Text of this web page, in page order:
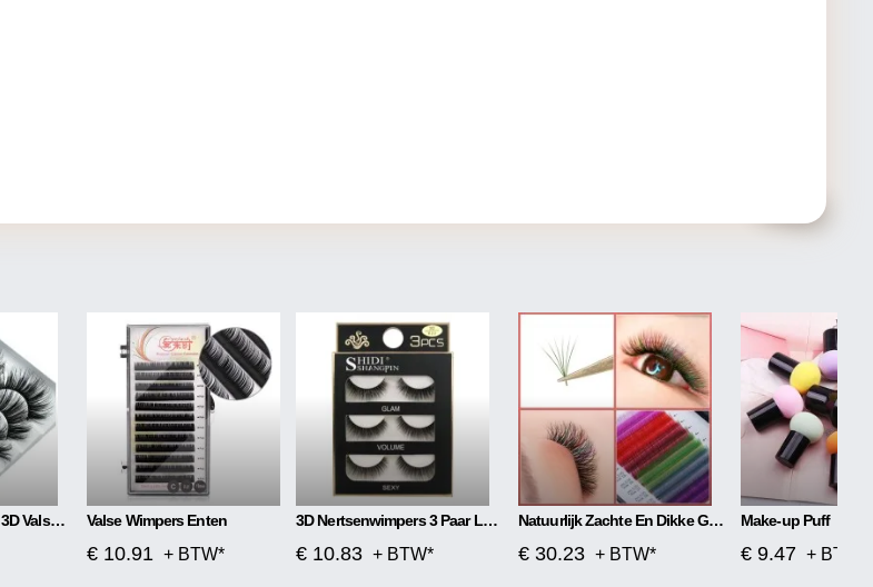
Mink Valse Wimpers 3D Valse Wimpers Vijf Paar Zachte Katoenen Stengel Wimpers Valse Wimpers Enten
€ 10.91 + BTW*
3D Nertsenwimpers 3 Paar Lange Valse Wimpers Van Natuurlijke Vezels
€ 10.83 + BTW*
Natuurlijk Zachte En Dikke Gekleurde Wimpers
€ 30.23 + BTW*
Make-up Puff
€ 9.47 + BTW*